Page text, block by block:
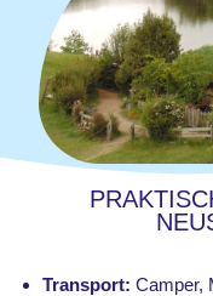
Transport: Camper,